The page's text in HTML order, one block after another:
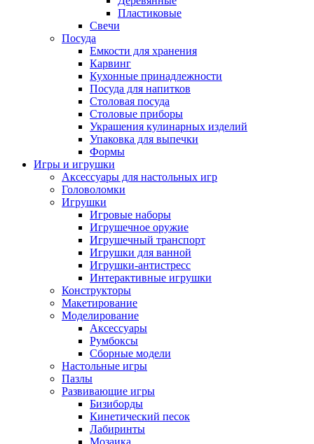
Пластиковые
Свечи
Посуда
Емкости для хранения
Карвинг
Кухонные принадлежности
Посуда для напитков
Столовая посуда
Столовые приборы
Украшения кулинарных изделий
Упаковка для выпечки
Формы
Игры и игрушки
Аксессуары для настольных игр
Головоломки
Игрушки
Игровые наборы
Игрушечное оружие
Игрушечный транспорт
Игрушки для ванной
Игрушки-антистресс
Интерактивные игрушки
Конструкторы
Макетирование
Моделирование
Аксессуары
Румбоксы
Сборные модели
Настольные игры
Пазлы
Развивающие игры
Бизиборды
Кинетический песок
Лабиринты
Мозаика